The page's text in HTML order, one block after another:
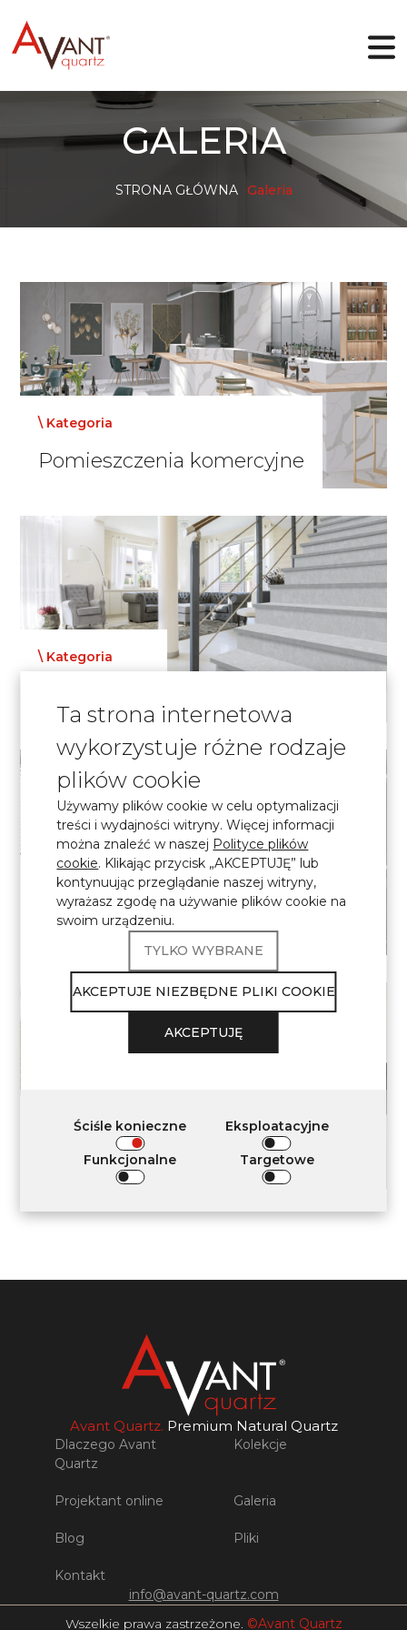
Dlaczego Avant Quartz
Pliki
PL
GALERIA
STRONA GŁÓWNA Galeria
\ Kategoria
Pomieszczenia komercyjne
\ Kategoria
\ Kategoria
Łazienka
\ Kategoria
Kuchnia
Avant Quartz. Premium Natural Quartz
Dlaczego Avant
Quartz
Kolekcje
Projektant online Galeria
Blog Pliki
Kontakt
info@avant-quartz.com
Wszelkie prawa zastrzeżone. ©Avant Quartz
Ta strona internetowa
wykorzystuje różne rodzaje
plików cookie
Używamy plików cookie w celu optymalizacji
treści i wydajności witryny. Więcej informacji
można znaleźć w naszej Polityce plików
cookie. Klikając przycisk „AKCEPTUJĘ” lub
kontynuując przeglądanie naszej witryny,
wyrażasz zgodę na używanie plików cookie na
swoim urządzeniu.
TYLKO WYBRANE
AKCEPTUJE NIEZBĘDNE PLIKI COOKIE
AKCEPTUJĘ
Ściśle konieczne Eksploatacyjne
Funkcjonalne Targetowe